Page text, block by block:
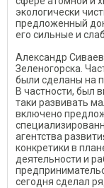
экологически
предложенный
его сильные и
Александр
Зеленогорска.
были сделаны на
В частности, был
таки развивать
включено
агентства
конкретики в
деятельности и
сегодня сделал